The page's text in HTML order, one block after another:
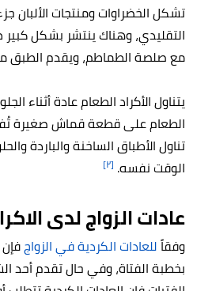
تشكل الخضراوات ومنتجات الألبان
التقليدي، وهناك ينتشر بشكل
مع صلصة الطماطم، ويقدم الطبق مع
يتناول الأكراد الطعام عادة أثناء
الطعام على قطعة قماش صغيرة
تناول الأطباق الساخنة والباردة
الوقت نفسه. [٢]
عادات الزواج لدى
وفقاًللعادات الكردية في الزواج
بخطبة الفتاة، وفي حال تقدم أحد